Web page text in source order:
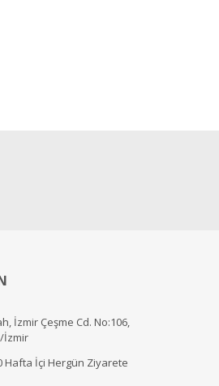
İzmir Çeşme Cd. No:106,
İzmir
Hafta İçi Hergün Ziyarete